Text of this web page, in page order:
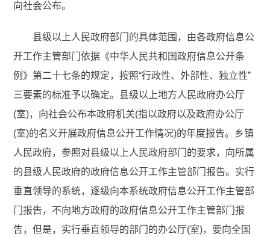
向社会公布。
县级以上人民政府部门的具体范围，由各政府信息公
开工作主管部门依据《中华人民共和国政府信息公开条
例》第二十七条的规定，按照“行政性、外部性、独立性”
三要素的标准予以确定。县级以上地方人民政府办公厅
(室)，向社会公布本政府机关(指以政府以及政府办公厅
(室)的名义开展政府信息公开工作情况)的年度报告。乡镇
人民政府，参照对县级以上人民政府部门的要求，向所属
的县级人民政府的政府信息公开工作主管部门报告。实行
垂直领导的系统，逐级向本系统政府信息公开工作主管部
门报告，不向地方政府的政府信息公开工作主管部门报
告，但是，实行垂直领导的部门的办公厅(室)，要向全国